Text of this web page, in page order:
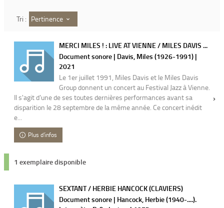
Tri : Pertinence
MERCI MILES ! : LIVE AT VIENNE / MILES DAVIS ...
Document sonore | Davis, Miles (1926-1991) |
2021
Le 1er juillet 1991, Miles Davis et le Miles Davis
Group donnent un concert au Festival Jazz à Vienne.
Il s'agit d'une de ses toutes dernières performances avant sa
disparition le 28 septembre de la même année. Ce concert inédit
e...
Plus d'infos
1 exemplaire disponible
SEXTANT / HERBIE HANCOCK (CLAVIERS)
Document sonore | Hancock, Herbie (1940-....).